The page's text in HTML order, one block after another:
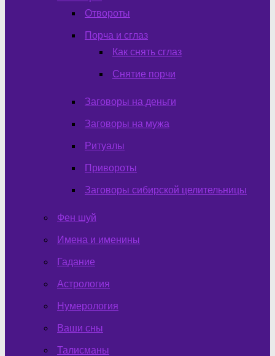
Отвороты
Порча и сглаз
Как снять сглаз
Снятие порчи
Заговоры на деньги
Заговоры на мужа
Ритуалы
Привороты
Заговоры сибирской целительницы
Фен шуй
Имена и именины
Гадание
Астрология
Нумерология
Ваши сны
Талисманы